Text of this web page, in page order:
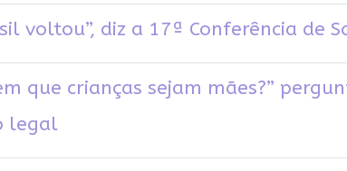
voltou”, diz a 17ª Conferência de
que crianças sejam mães?”
legal